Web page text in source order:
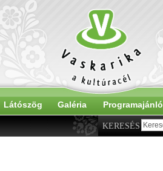
Látószög Galéria Programajánló
KERESÉS